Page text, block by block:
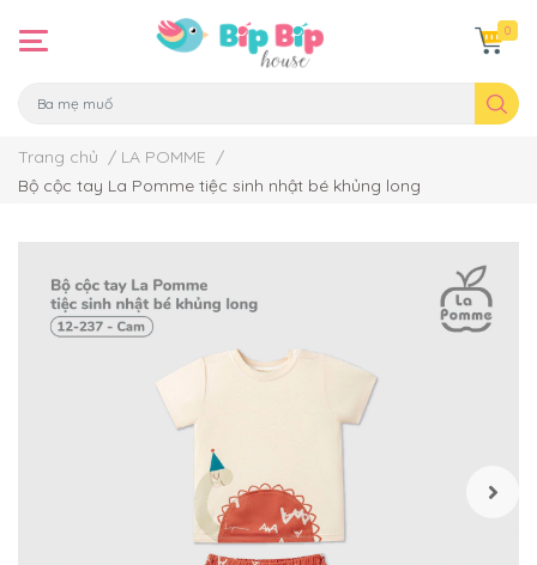
0
Trang chủ / LA POMME /
Bộ cộc tay La Pomme tiệc sinh nhật bé khủng long